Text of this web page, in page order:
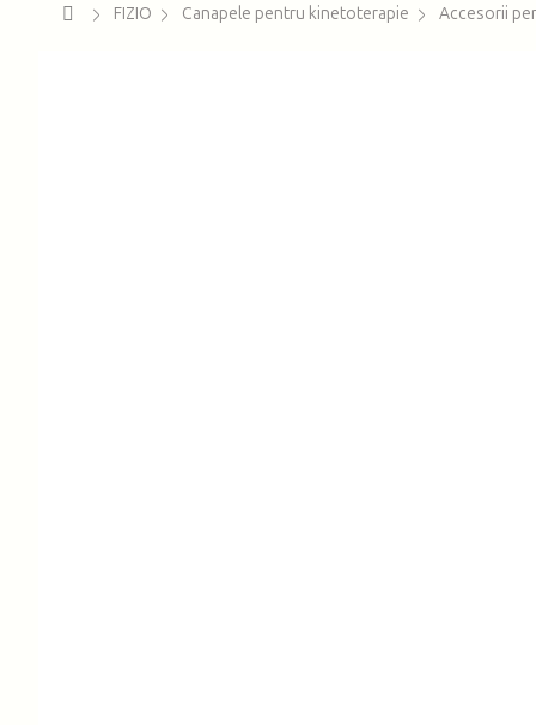
AcasăFIZIO Canapele pentru kinetoterapie Accesorii